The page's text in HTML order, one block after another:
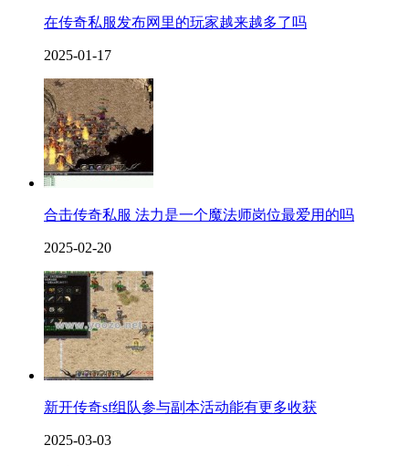
在传奇私服发布网里的玩家越来越多了吗
2025-01-17
合击传奇私服 法力是一个魔法师岗位最爱用的吗
2025-02-20
新开传奇sf组队参与副本活动能有更多收获
2025-03-03